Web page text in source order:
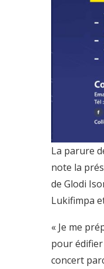
La parure
note la
de Glodi
Lukifimpa
« Je me
pour édifier
concert